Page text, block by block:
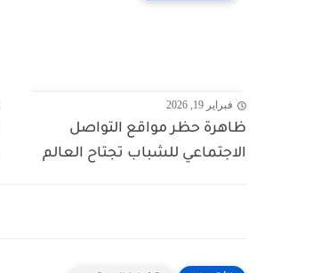
فبراير 19, 2026
ظاهرة حظر مواقع التواصل
الاجتماعي للشباب تجتاح العالم